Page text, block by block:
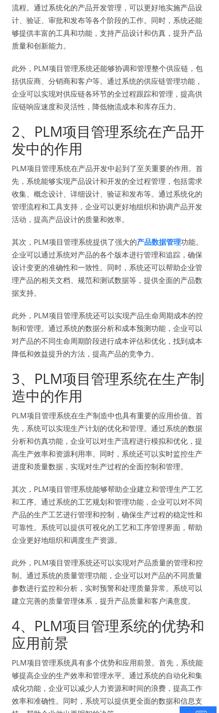
流程。通过系统化的产品开发管理，可以更好地实施产品设
计、验证、审批和发布等各个阶段的工作。同时，系统还能
够提供丰富的工具和功能，支持产品设计和仿真，提升产品
质量和创新能力。
此外，PLM项目管理系统还能够协调和管理整个供应链，包
括供应商、分销商和客户等。通过系统的供应链管理功能，
企业可以实现对供应链各环节的全过程跟踪和管理，提高供
应链响应速度和灵活性，降低物流成本和库存压力。
2、PLM项目管理系统在产品开
发中的作用
PLM项目管理系统在产品开发中起到了至关重要的作用。首
先，系统能够实现产品设计和开发的全过程管理，包括需求
收集、概念设计、详细设计、验证和发布等。通过系统化的
管理流程和工具支持，企业可以更好地组织和协调产品开发
活动，提高产品设计的质量和效率。
其次，PLM项目管理系统提供了强大的产品数据管理功能。
企业可以通过系统对产品的各个版本进行管理和追踪，确保
设计变更的准确性和一致性。同时，系统还可以帮助企业管
理产品的相关文档、规范和测试数据等，提供全面的产品数
据支持。
此外，PLM项目管理系统还可以实现产品生命周期成本的控
制和管理。通过系统的数据分析和成本预测功能，企业可以
对产品的不同生命周期阶段进行成本评估和优化，找到成本
降低和效益提升的方法，提高产品的竞争力。
3、PLM项目管理系统在生产制
造中的作用
PLM项目管理系统在生产制造中也具有重要的应用价值。首
先，系统可以实现生产计划的优化和管理。通过系统的数据
分析和仿真功能，企业可以对生产流程进行模拟和优化，提
高生产效率和资源利用率。同时，系统还可以实时监控生产
进度和质量数据，实现对生产过程的全面控制和管理。
其次，PLM项目管理系统能够帮助企业建立和管理生产工艺
和工序。通过系统的工艺规划和管理功能，企业可以对不同
产品的生产工艺进行管理和控制，确保生产过程的稳定性和
可靠性。系统可以提供可视化的工艺和工序管理界面，帮助
企业更好地组织和调度生产资源。
此外，PLM项目管理系统还可以实现对产品质量的管理和控
制。通过系统的质量管理功能，企业可以对产品的不同质量
参数进行监控和分析，实时预警和处理质量异常。系统可以
建立完善的质量管理体系，提升产品质量和客户满意度。
4、PLM项目管理系统的优势和
应用前景
PLM项目管理系统具有多个优势和应用前景。首先，系统能
够提高企业的生产效率和管理水平。通过系统的自动化和集
成化功能，企业可以减少人力资源和时间的浪费，提高工作
效率和准确性。同时，系统可以提供更全面的数据和信息支